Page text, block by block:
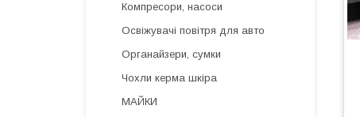
Компресори, насоси
Освіжувачі повітря для авто
Органайзери, сумки
Чохли керма шкіра
МАЙКИ